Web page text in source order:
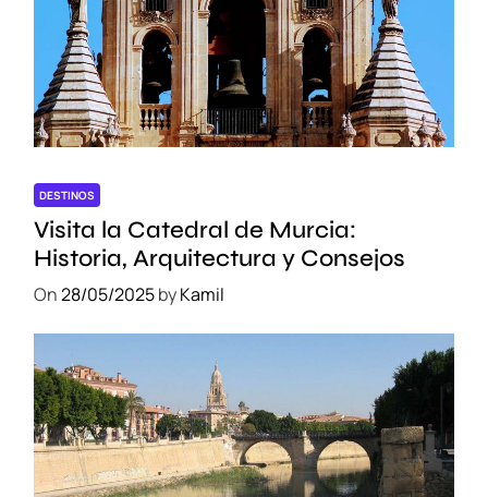
DESTINOS
Visita la Catedral de Murcia:
Historia, Arquitectura y Consejos
On28/05/2025byKamil